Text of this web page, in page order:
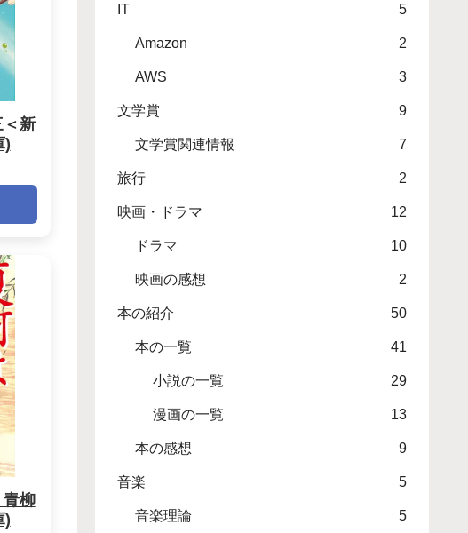
新
)
柳
)
IT 5
Amazon 2
AWS 3
文学賞 9
文学賞関連情報 7
旅行 2
映画・ドラマ 12
ドラマ 10
映画の感想 2
本の紹介 50
本の一覧 41
小説の一覧 29
漫画の一覧 13
本の感想 9
音楽 5
音楽理論 5